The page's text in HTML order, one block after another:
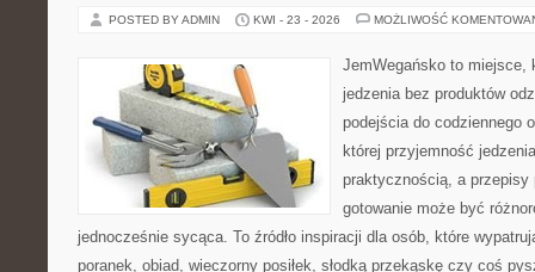
POSTED BY ADMIN KWI - 23 - 2026 MOŻLIWOŚĆ
JemWegańsko to miejsce,
jedzenia bez produktów
podejścia do codziennego
której przyjemność
praktycznością, a przepisy
gotowanie może być
jednocześnie sycąca. To źródło inspiracji dla osób, które
poranek, obiad, wieczorny posiłek, słodką przekąskę czy coś